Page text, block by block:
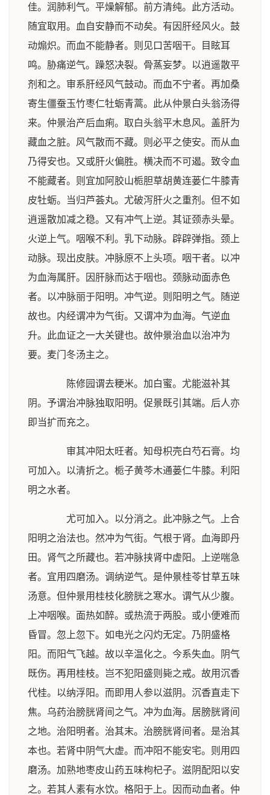
佳。润肺利气。平燥解郁。前方清纯。此方活动。
随宜取用。血自安静而不动矣。有因肝经风火。鼓
动煽炽。而血不能静者。则见口苦咽干。目眩耳
鸣。胁痛逆气。躁怒决裂。骨蒸妄梦。以逍遥散平
剂和之。审系肝经风气鼓动。而血不宁者。再加桑
寄生僵蚕玉竹枣仁牡蛎青蒿。此从仲景白头翁汤得
来。仲景治产后血痢。取白头翁平木息风。盖肝为
藏血之脏。风气散而不藏。则必平之使安。而从血
乃得安也。又或肝火偏胜。横决而不可遏。致令血
不能藏者。则宜加阿胶山栀胆草胡黄连蒌仁牛膝青
皮牡蛎。当归芦荟丸。尤破泻肝火之重剂。但不如
逍遥散加减之稳。又有冲气上逆。其证颈赤头晕。
火逆上气。咽喉不利。乳下动脉。辟辟弹指。颈上
动脉。现出皮肤。冲脉原不上头项。咽干者。以冲
为血海属肝。因肝脉而达于咽也。颈脉动面赤色
者。以冲脉丽于阳明。冲气逆。则阳明之气。随逆
故也。内经谓冲为气街。又谓冲为血海。气逆血
升。此血证之一大关键也。故仲景治血以治冲为
要。麦门冬汤主之。
陈修园谓去粳米。加白蜜。尤能滋补其
阴。予谓治冲脉独取阳明。促景既引其端。后人亦
即当扩而充之。
审其冲阳太旺者。知母枳壳白芍石膏。均
可加入。以清折之。栀子黄芩木通蒌仁牛膝。利阳
明之水者。
尤可加入。以分消之。此冲脉之气。上合
阳明之治法也。然冲为气街。气根于肾。血海即丹
田。肾气之所藏也。若冲脉挟肾中虚阳。上逆喘急
者。宜用四磨汤。调纳逆气。是仲景桂苓甘草五味
汤意。但仲景用桂枝化膀胱之寒水。谓气从少腹。
上冲咽喉。面热如醉。或热流于两股。或小便难而
昏冒。忽上忽下。如电光之闪灼无定。乃阴盛格
阳。而阳气飞越。故以辛温化之。今系失血。阴气
既伤。再用桂枝。岂不犯阳盛则毙之戒。故用沉香
代桂。以纳浮阳。而即用人参以滋阴。沉香直走下
焦。乌药治膀胱肾间之气。冲为血海。居膀胱肾间
之地。治阳明者。治其末。治膀胱肾间者。是治其
本也。若肾中阴气大虚。而冲阳不能安宅。则用四
磨汤。加熟地枣皮山药五味枸杞子。滋阴配阳以安
之。若其人素有水饮。格阳于上。因而动血者。仲